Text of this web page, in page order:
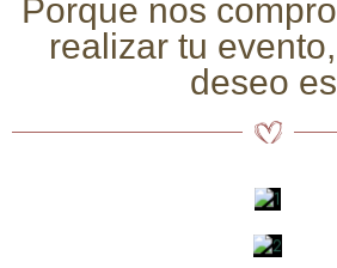
Porque nos
realizar tu
deseo